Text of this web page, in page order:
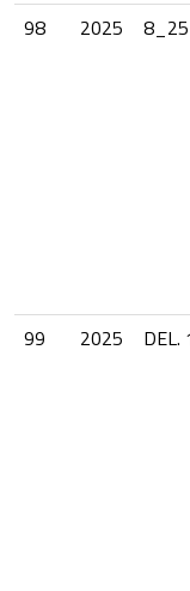
98
2025
99
2025